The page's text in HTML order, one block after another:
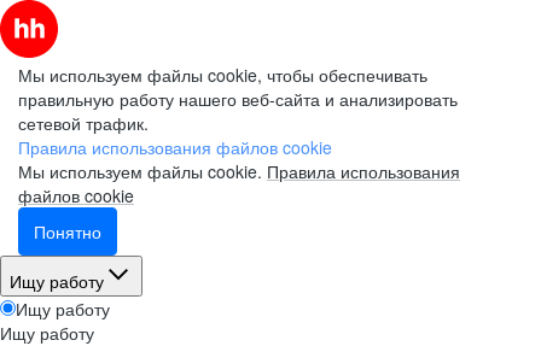
Мы используем файлы cookie, чтобы обеспечивать
правильную работу нашего веб-сайта и анализировать
сетевой трафик.
Правила использования файлов cookie
Мы используем файлы cookie. Правила использования
файлов cookie
Понятно
Ищу работу
Ищу работу
Ищу работу